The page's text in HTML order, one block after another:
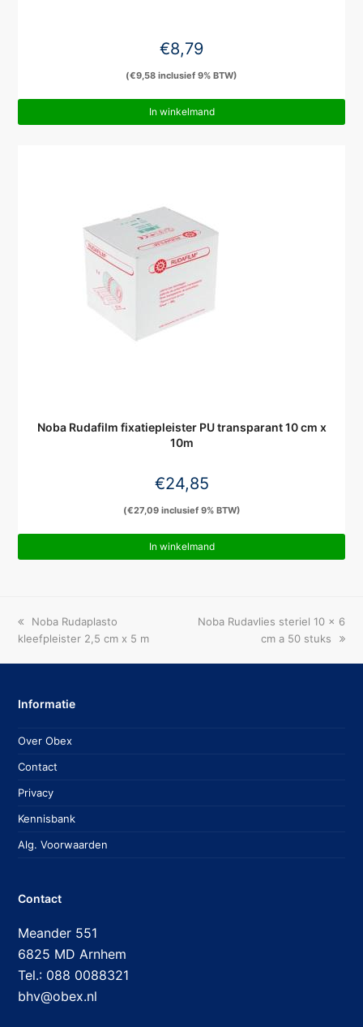
€8,79
(€9,58 inclusief 9% BTW)
In winkelmand
Noba Rudafilm fixatiepleister PU transparant 10 cm x
10m
€24,85
(€27,09inclusief 9% BTW)
In winkelmand
previous
post:
Noba Rudaplasto
kleefpleister 2,5 cm x 5 m
next
Noba Rudavlies steriel 10 x 6
cm a 50 stuks
Informatie
Over Obex
Contact
Privacy
Kennisbank
Alg. Voorwaarden
Contact
Meander 551
6825 MD Arnhem
Tel.: 088 0088321
bhv@obex.nl